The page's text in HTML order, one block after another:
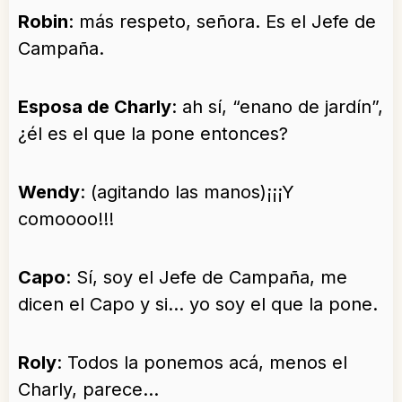
Robin: más respeto, señora. Es el Jefe de
Campaña.
Esposa de Charly: ah sí, “enano de jardín”,
¿él es el que la pone entonces?
Wendy: (agitando las manos)¡¡¡Y
comoooo!!!
Capo: Sí, soy el Jefe de Campaña, me
dicen el Capo y si… yo soy el que la pone.
Roly: Todos la ponemos acá, menos el
Charly, parece…